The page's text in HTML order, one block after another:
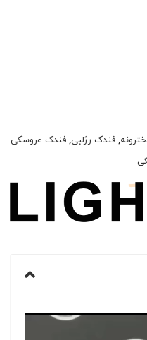
,فندک رژلبی,فندک عروسکی